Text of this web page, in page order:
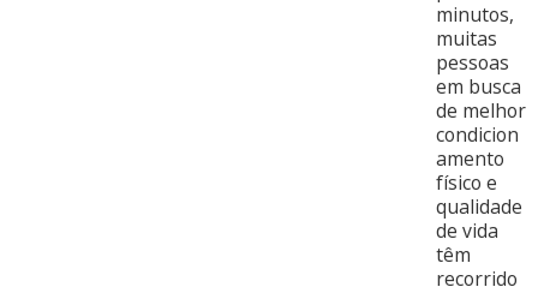
minutos,
muitas
pessoas
em busca
de melhor
condicion
amento
físico e
qualidade
de vida
têm
recorrido